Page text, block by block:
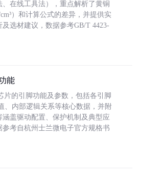
、在线工具法），重点解析了黄铜
）和计算公式的差异，并提供实
选材建议，数据参考GB/T 4423-
能
片的引脚功能及参数，包括各引脚
、内部逻辑关系等核心数据，并附
盖驱动配置、保护机制及典型应
考自杭州士兰微电子官方规格书